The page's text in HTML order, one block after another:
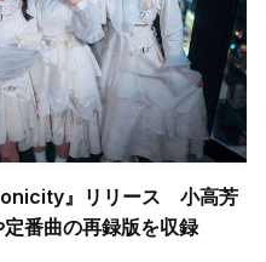
』リリース 小高芳
番曲の再録版を収録